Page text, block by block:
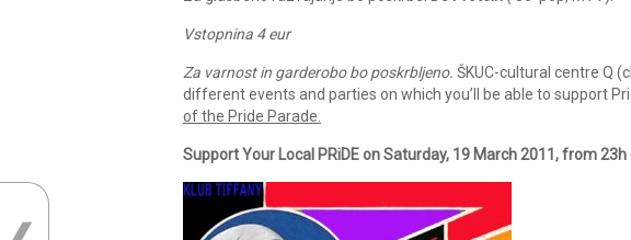
Vstopnina 4 eur
Za varnost in garderobo bo poskrbljeno. ŠKUC-cultural centre Q
different events and parties on which you’ll be able to support
of the Pride Parade.
Support Your Local PRiDEon Saturday, 19 March 2011, from